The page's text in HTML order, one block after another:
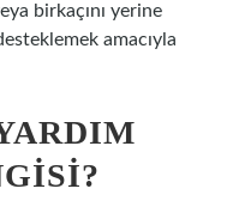
birkaçını yerine
amacıyla